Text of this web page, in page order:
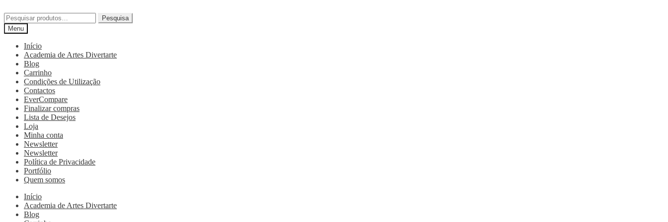
Pesquisa
Menu
Início
Academia de Artes Divertarte
Blog
Carrinho
Condições de Utilização
Contactos
EverCompare
Finalizar compras
Lista de Desejos
Loja
Minha conta
Newsletter
Newsletter
Política de Privacidade
Portfólio
Quem somos
Início
Academia de Artes Divertarte
Blog